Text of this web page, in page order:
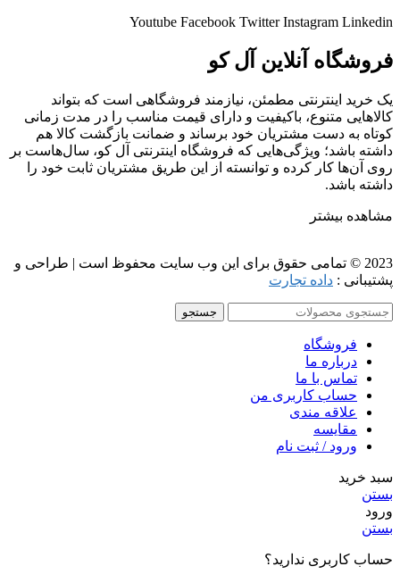
Youtube Facebook Twitter Instagram Linkedin
فروشگاه آنلاین آل کو
یک خرید اینترنتی مطمئن، نیازمند فروشگاهی است که بتواند
کالاهایی متنوع، باکیفیت و دارای قیمت مناسب را در مدت زمانی
کوتاه به دست مشتریان خود برساند و ضمانت بازگشت کالا هم
داشته باشد؛ ویژگی‌هایی که فروشگاه اینترنتی آل کو، سال‌هاست بر
روی آن‌ها کار کرده و توانسته از این طریق مشتریان ثابت خود را
داشته باشد.
مشاهده بیشتر
2023 © تمامی حقوق برای این وب سایت محفوظ است | طراحی و
پشتیبانی : داده تجارت
جستجو
فروشگاه
درباره ما
تماس با ما
حساب کاربری من
علاقه مندی
مقايسه
ورود / ثبت نام
سبد خرید
بستن
ورود
بستن
حساب کاربری ندارید؟